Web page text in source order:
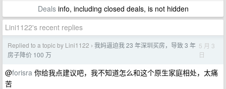
Dealsinfo, including closed deals, is not hidden
Lini1122's recent replies
Replied to a topic by Lini1122 › 我妈逼迫我 23 年深圳买房，导致 3 年
房子降价 100 万
5 月 3
日
@forisra 你给我点建议吧，我不知道怎么和这个原生家庭相处，太痛
苦